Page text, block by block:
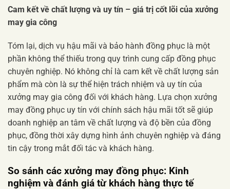
Cam kết về chất lượng và uy tín – giá trị cốt lõi của xưởng
may gia công
Tóm lại, dịch vụ hậu mãi và bảo hành đồng phục là một
phần không thể thiếu trong quy trình cung cấp đồng phục
chuyên nghiệp. Nó không chỉ là cam kết về chất lượng sản
phẩm mà còn là sự thể hiện trách nhiệm và uy tín của
xưởng may gia công đối với khách hàng. Lựa chọn xưởng
may đồng phục uy tín với chính sách hậu mãi tốt sẽ giúp
doanh nghiệp an tâm về chất lượng và độ bền của đồng
phục, đồng thời xây dựng hình ảnh chuyên nghiệp và đáng
tin cậy trong mắt đối tác và khách hàng.
So sánh các xưởng may đồng phục: Kinh
nghiệm và đánh giá từ khách hàng thực tế